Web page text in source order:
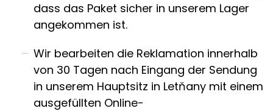
dass das Paket sicher in unserem Lager
angekommen ist.
Wir bearbeiten die Reklamation innerhalb
von 30 Tagen nach Eingang der Sendung
in unserem Hauptsitz in Letňany mit einem
ausgefüllten Online-